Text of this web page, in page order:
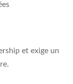
et exige un